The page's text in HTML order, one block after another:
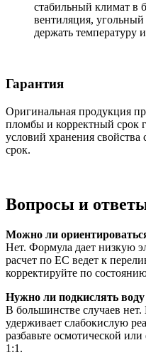
стабильный климат в
вентиляция,
держать температуру
Гарантия
Оригинальная продукция
пломбы и корректный срок
условий хранения свойства
срок.
Вопросы и
Можно ли
Нет. Формула дает низкую
расчет по EC ведет к
корректируйте по
Нужно ли подкислять воду
В большинстве случаев
удерживает слабокислую
разбавьте осмотической
1:1.